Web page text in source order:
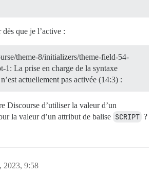
que je l’active :
theme-8/initializers/theme-field-54-
1: La prise en charge de la syntaxe
actuellement pas activée (14:3) :
Discourse d’utiliser la valeur d’un
la valeur d’un attribut de balise SCRIPT ?
2023, 9:58